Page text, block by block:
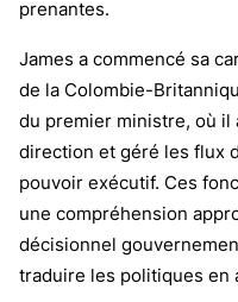
prenantes.
James a commencé sa
de la Colombie-
du premier ministre, où il
direction et géré les flux
pouvoir exécutif. Ces
une compréhension
décisionnel
traduire les politiques en